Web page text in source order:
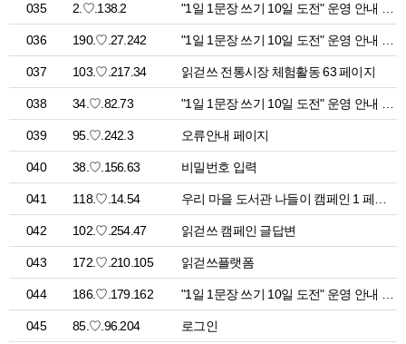
035 2.♡.138.2
036 190.♡.27.242
037 103.♡.217.34 읽걷쓰 전통시장 체험활동 63 페이지
038 34.♡.82.73
039 95.♡.242.3 오류안내 페이지
040 38.♡.156.63 비밀번호 입력
041 118.♡.14.54
042 102.♡.254.47 읽걷쓰 캠페인 글답변
043 172.♡.210.105 읽걷쓰플랫폼
044 186.♡.179.162
045 85.♡.96.204 로그인